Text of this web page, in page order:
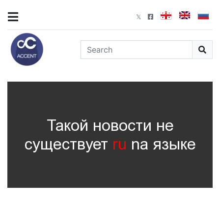
Такой новости не
существует ru nа языке